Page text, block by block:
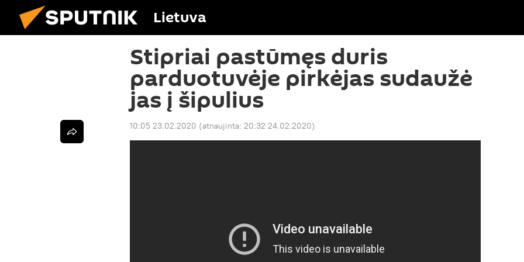
Lietuva
Stipriai pastūmęs duris
parduotuvėje pirkėjas sudaužė
jas į šipulius
10:05 23.02.2020 (atnaujinta: 20:32 24.02.2020)